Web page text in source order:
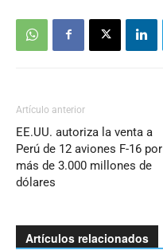
Artículo anterior
EE.UU. autoriza la venta a
Perú de 12 aviones F-16 por
más de 3.000 millones de
dólares
Artículos relacionados